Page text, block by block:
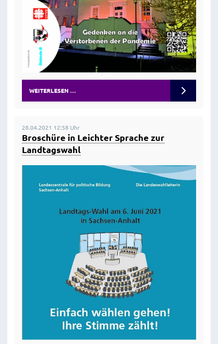
WEITERLESEN …
28.04.2021 12:58 Uhr
Broschüre in Leichter Sprache zur
Landtagswahl